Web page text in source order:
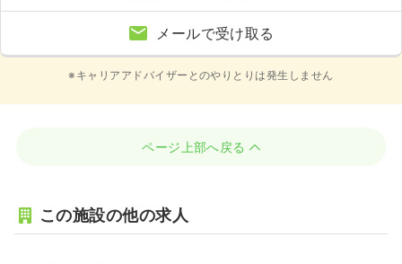
メールで受け取る
※キャリアアドバイザーとのやりとりは発生しません
ページ上部へ戻る
この施設の他の求人